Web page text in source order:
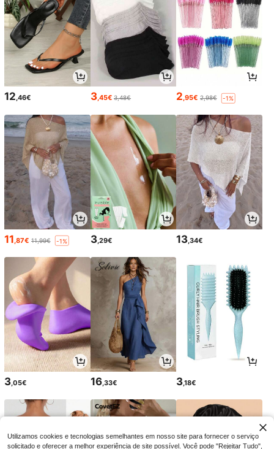
12,46€ 3,45€ 3,48€ 2,95€ 2,98€ -1%
11 ,87€ 11,99€ -1% 3,29€ 13 ,34€
3,05€ 16,33€ 3,18€
Utilizamos cookies e tecnologias semelhantes em nosso site para fornecer o serviço
solicitado e oferecer a melhor experiência de site possível. Você pode "Rejeitar Tudo",